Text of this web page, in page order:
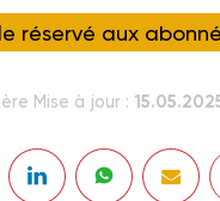
réservé aux
Mise à jour :